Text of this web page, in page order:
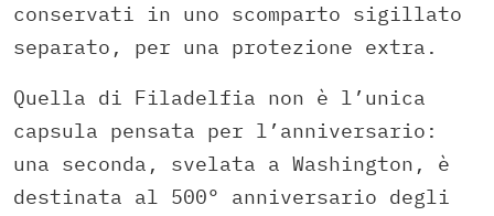
conservati in uno scomparto sigillato
separato, per una protezione extra.
Quella di Filadelfia non è l’unica
capsula pensata per l’anniversario:
una seconda, svelata a Washington, è
destinata al 500° anniversario degli